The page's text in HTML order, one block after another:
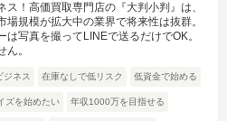
！高価買取専門店の『大判小判』は、
規模が拡大中の業界で将来性は抜群。
写真を撮ってLINEで送るだけでOK。
。
ジネス 在庫なしで低リスク 低資金で始める
ズを始めたい 年収1000万を目指せる